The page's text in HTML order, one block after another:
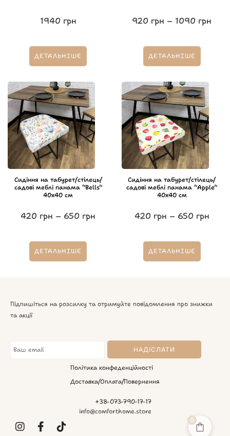
1940 грн
ДЕТАЛЬНІШЕ
920 грн – 1090 грн
ДЕТАЛЬНІШЕ
Сидіння на табурет/стілець/
садові меблі панама “Bells”
40х40 см
420 грн – 650 грн
ДЕТАЛЬНІШЕ
Сидіння на табурет/стілець/
садові меблі панама “Apple”
40х40 см
420 грн – 650 грн
ДЕТАЛЬНІШЕ
Підпишіться на розсилку та отримуйте повідомлення про знижки
та акції
Політика конфеденційності
Доставка/Оплата/Повернення
+38-073-790-17-17
info@comforthome.store
0